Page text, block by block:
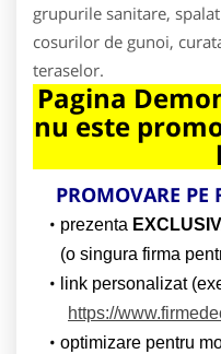
grupurile sanitare,
cosurilor de gunoi,
teraselor.
Pagina
nu este
PROMOVARE PE
prezenta
(o singura firma
link personalizat
https://
optimizare pentru